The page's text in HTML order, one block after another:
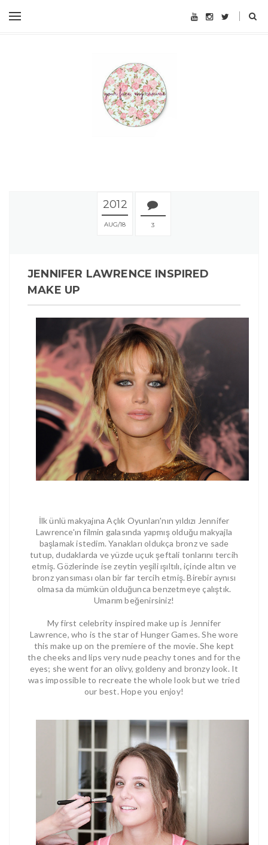
2012
AUG 18 3
JENNIFER LAWRENCE INSPIRED
MAKE UP
İlk ünlü makyajına Açlık Oyunları'nın yıldızı Jennifer
Lawrence'ın filmin galasında yapmış olduğu makyajla
başlamak istedim. Yanakları oldukça bronz ve sade
tutup, dudaklarda ve yüzde uçuk şeftali tonlarını tercih
etmiş. Gözlerinde ise zeytin yeşili ışıltılı, içinde altın ve
bronz yansıması olan bir far tercih etmiş. Birebir aynısı
olmasa da mümkün olduğunca benzetmeye çalıştık.
Umarım beğenirsiniz!
My first celebrity inspired make up is Jennifer
Lawrence, who is the star of Hunger Games. She wore
this make up on the premiere of the movie. She kept
the cheeks and lips very nude peachy tones and for the
eyes; she went for an olivy, goldeny and bronzy look. It
was impossible to recreate the whole look but we tried
our best. Hope you enjoy!